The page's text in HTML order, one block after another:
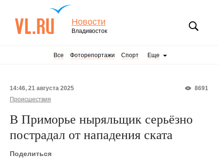
Новости
Владивосток
Все Фоторепортажи Спорт Еще
8691
14:46, 21 августа 2025
Происшествия
В Приморье ныряльщик серьёзно
пострадал от нападения ската
Поделиться